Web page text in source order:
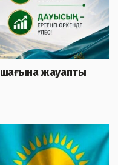
жауапты